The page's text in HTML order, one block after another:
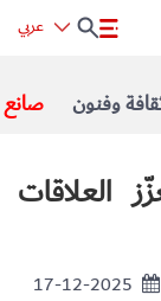
صانع وفنون
العلاقات
17-12-2025